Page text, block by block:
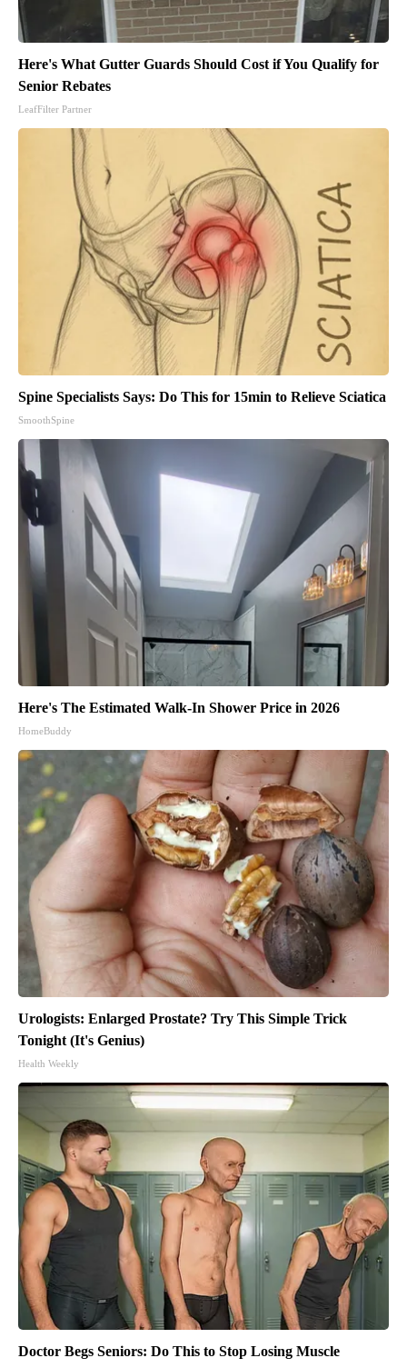
Here's What Gutter Guards Should Cost if You Qualify for
Senior Rebates
LeafFilter Partner
Spine Specialists Says: Do This for 15min to Relieve Sciatica
SmoothSpine
Here's The Estimated Walk-In Shower Price in 2026
HomeBuddy
Urologists: Enlarged Prostate? Try This Simple Trick
Tonight (It's Genius)
Health Weekly
Doctor Begs Seniors: Do This to Stop Losing Muscle